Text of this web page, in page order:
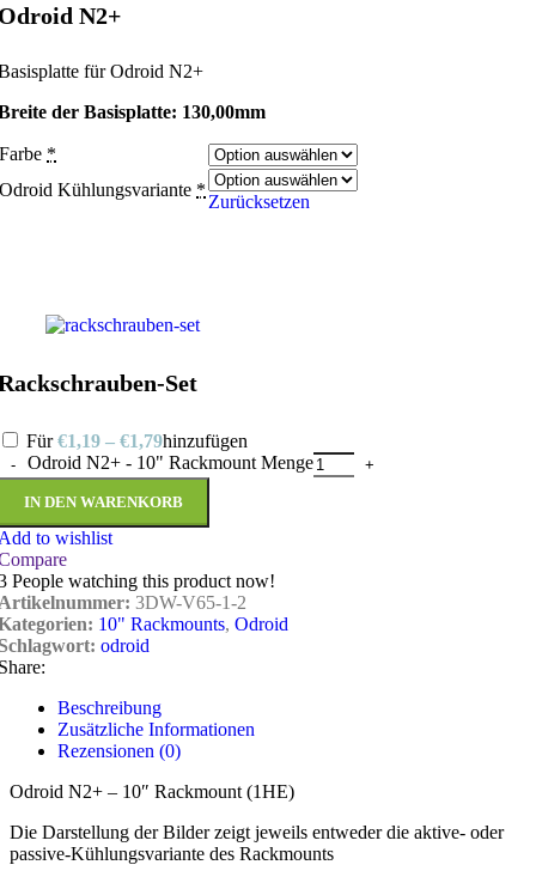
N2+
für Odroid N2+
der Basisplatte: 130,00mm
Farbe *
Odroid Kühlungsvariante *
Zurücksetzen
Set
Für€1,19 – €1,79hinzufügen
Odroid N2+ - 10" Rackmount Menge
IN DEN WARENKORB
to wishlist
People watching this product now!
3DW-V65-1-2
10" Rackmounts, Odroid
odroid
Beschreibung
Zusätzliche Informationen
Rezensionen (0)
Odroid N2+ – 10″ Rackmount (1HE)
Die Darstellung der Bilder zeigt jeweils entweder die aktive- oder
passive-Kühlungsvariante des Rackmounts